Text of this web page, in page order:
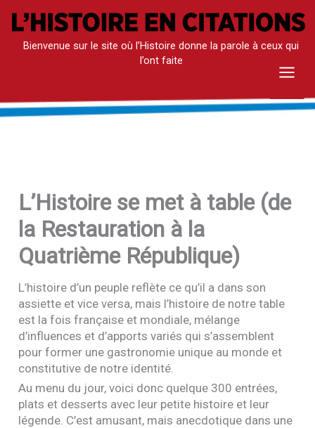
Aller
contenuBienvenue sur le site où l’Histoire donne la parole à ceux qui
l’ont faite
Main
L’Histoire se met à table (de
la Restauration à la
Quatrième République)
L’histoire d’un peuple reflète ce qu’il a dans son
assiette et vice versa, mais l’histoire de notre table
est la fois française et mondiale, mélange
d’influences et d’apports variés qui s’assemblent
pour former une gastronomie unique au monde et
constitutive de notre identité.
Au menu du jour, voici donc quelque 300 entrées,
plats et desserts avec leur petite histoire et leur
légende. C’est amusant, mais anecdotique dans une